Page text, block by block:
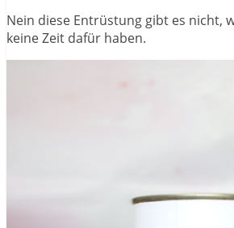
Nein diese Entrüstung gibt es nicht,
keine Zeit dafür haben.